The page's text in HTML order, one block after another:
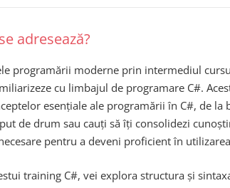
adresează?
programării moderne prin intermediul
cu limbajul de programare C#.
esențiale ale programării în C#, de
de drum sau cauți să îți consolidezi
pentru a deveni proficient în
training C#, vei explora structura și